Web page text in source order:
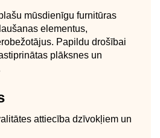
mūsdienīgu furnitūras
elementus,
Papildu drošībai
plāksnes un
attiecība dzīvokļiem un